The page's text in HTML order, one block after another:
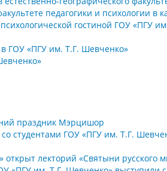
педагогики и психологии в
гостиной ГОУ «ПГУ
ГОУ «ПГУ им. Т.Г. Шевченко»
праздник Мэрцишор
студентами ГОУ «ПГУ им. Т.Г.
лекторий «Святыни русского